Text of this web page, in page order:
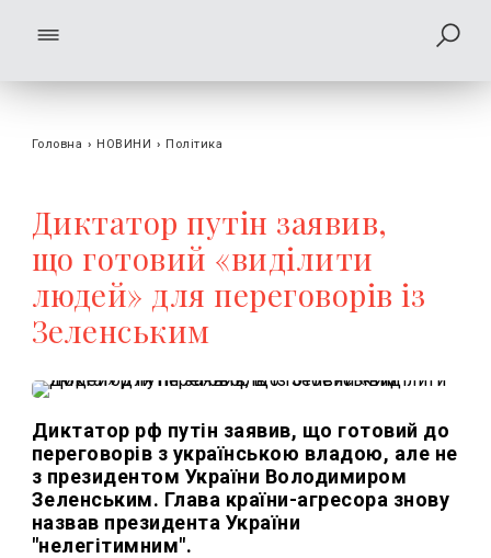
Головна › НОВИНИ › Політика
Диктатор путін заявив,
що готовий «виділити
людей» для переговорів із
Зеленським
Диктатор рф путін заявив, що готовий до
переговорів з українською владою, але не
з президентом України Володимиром
Зеленським. Глава країни-агресора знову
назвав президента України
"нелегітимним".